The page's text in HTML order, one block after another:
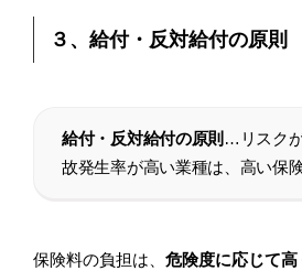
３、給付・反対給付の原則
給付・反対給付の原則 …リスク
故発生率が高い業種は、高い保
保険料の負担は、 危険度に応じて